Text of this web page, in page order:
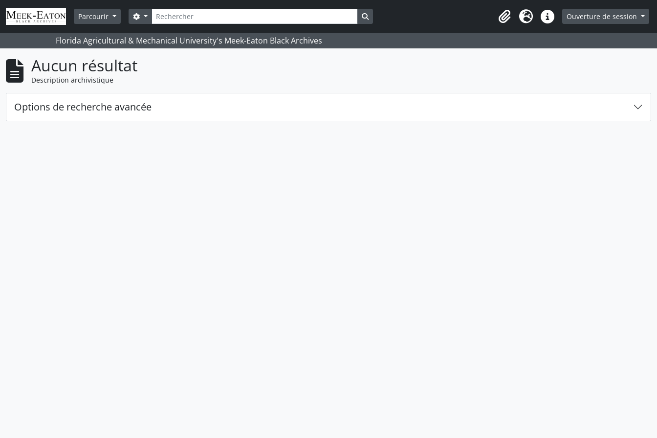
Skip to main content
Parcourir
Rechercher
Search options
Presse-papier
LangueLiens rapidesOuverture de session
Florida Agricultural & Mechanical University's Meek-Eaton Black Archives
Aucun résultat
Description archivistique
Options de recherche avancée